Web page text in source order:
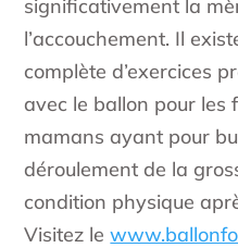
significativement la
l’accouchement. Il
complète d’exercices
avec le ballon pour les
mamans ayant pour
déroulement de la
condition physique
Visitez le